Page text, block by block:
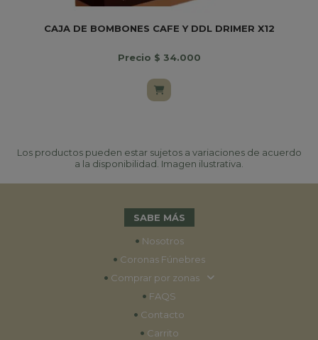
CAJA DE BOMBONES CAFE Y DDL DRIMER X12
Precio $ 34.000
Los productos pueden estar sujetos a variaciones de acuerdo
a la disponibilidad. Imagen ilustrativa.
SABE MÁS
• Nosotros
• Coronas Fúnebres
• Comprar por zonas
• FAQS
• Contacto
• Carrito